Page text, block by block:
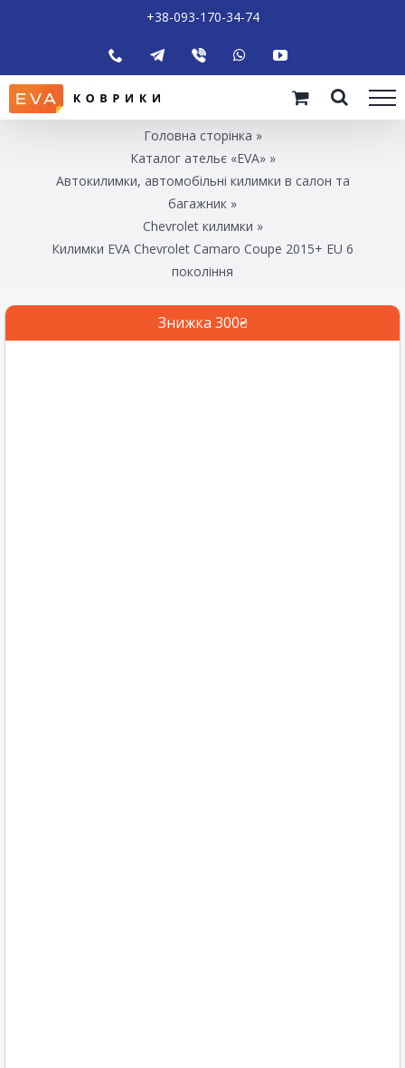
+38-093-170-34-74
Головна сторінка »
Каталог ательє «EVA»»
Автокилимки, автомобільні килимки в салон та
багажник »
Chevrolet килимки »
Килимки EVA Chevrolet Camaro Coupe 2015+ EU 6
покоління
Знижка 300₴